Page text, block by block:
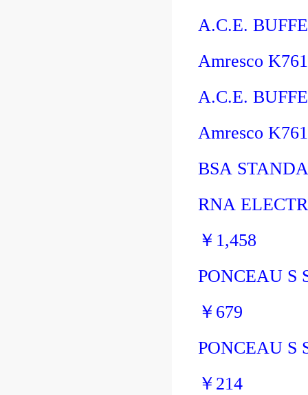
A.C.E.
Amresco
A.C.E.
Amresco
BSA
RNA
￥ 1,458
PONCEAU S
￥ 679
PONCEAU S
￥ 214